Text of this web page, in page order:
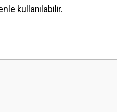
kullanılabilir.